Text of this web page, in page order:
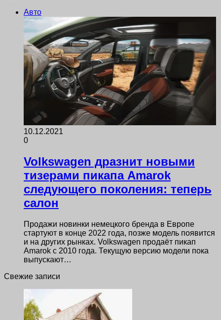
Авто
10.12.2021
0
Volkswagen дразнит новыми
тизерами пикапа Amarok
следующего поколения: теперь
салон
Продажи новинки немецкого бренда в Европе
стартуют в конце 2022 года, позже модель появится
и на других рынках. Volkswagen продаёт пикап
Amarok с 2010 года. Текущую версию модели пока
выпускают…
Свежие записи